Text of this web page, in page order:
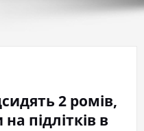
2 ромів,
підлітків в